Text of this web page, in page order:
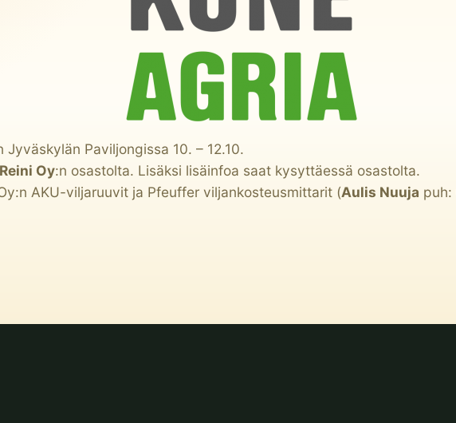
Paviljongissa 10. – 12.10.
Oy:n osastolta. Lisäksi lisäinfoa saat kysyttäessä osastolta.
AKU-viljaruuvit ja Pfeuffer viljankosteusmittarit (Aulis Nuuja puh: